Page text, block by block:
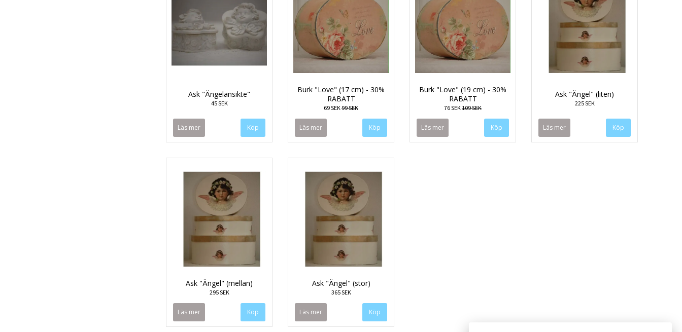
Ask "Ängelansikte"
45 SEK
Läs mer
Burk "Love" (17 cm) - 30%
RABATT
69 SEK 99 SEK
Läs mer
Burk "Love" (19 cm) - 30%
RABATT
76 SEK 109 SEK
Läs mer
Ask "Ängel" (liten)
225 SEK
Läs mer
Ask "Ängel" (mellan)
295 SEK
Läs mer
Ask "Ängel" (stor)
365 SEK
Läs mer